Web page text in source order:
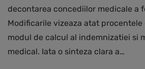
decontarea concediilor medicale a
Modificarile vizeaza atat procentele
modul de calcul al indemnizatiei si
medical. Iata o sinteza clara a…